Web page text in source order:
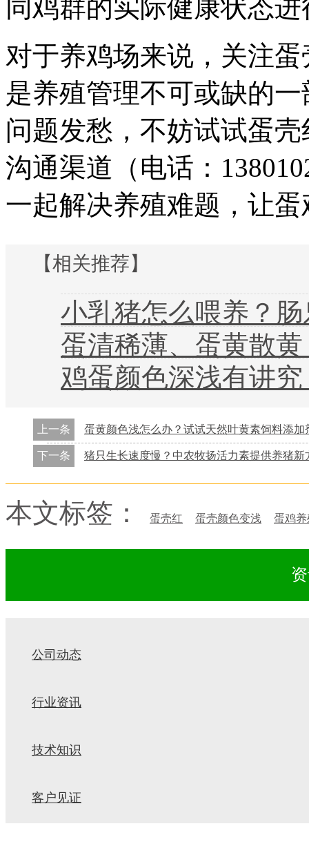
同鸡群的实际健康状态
对于养鸡场来说，关注
是养殖管理不可或缺的
问题发愁，不妨试试蛋
沟通渠道（电话：
一起解决养殖难题，让
【相关推荐】
小乳猪怎么喂养？肠
蛋清稀薄、蛋黄散黄？蛋
鸡蛋颜色深浅有讲究？
上一条 蛋黄颜色浅怎么办？试试天然叶黄素饲料添加
下一条 猪只生长速度慢？中农牧扬活力素提供养猪新
本文标签： 蛋壳红 蛋壳颜色变浅 蛋鸡养
公司动态
行业资讯
技术知识
客户见证